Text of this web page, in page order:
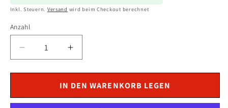
Inkl. Steuern. Versand wird beim Checkout berechnet
Anzahl
Verringere
die
Menge
Lichtmaschine
Erhöhe
die
Menge
für
Lichtmaschine
IN DEN WARENKORB LEGEN